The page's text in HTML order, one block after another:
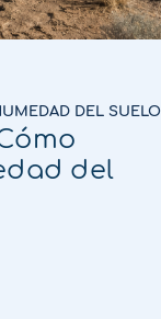
DEL SUELO
del